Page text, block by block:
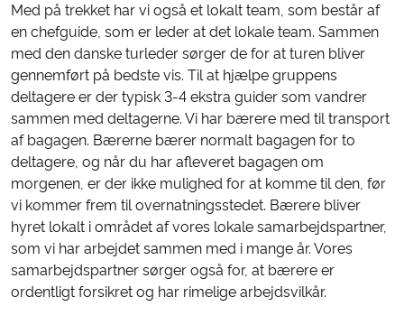
Med på trekket har vi også et lokalt team, som består af
en chefguide, som er leder at det lokale team. Sammen
med den danske turleder sørger de for at turen bliver
gennemført på bedste vis. Til at hjælpe gruppens
deltagere er der typisk 3-4 ekstra guider som vandrer
sammen med deltagerne. Vi har bærere med til transport
af bagagen. Bærerne bærer normalt bagagen for to
deltagere, og når du har afleveret bagagen om
morgenen, er der ikke mulighed for at komme til den, før
vi kommer frem til overnatningsstedet. Bærere bliver
hyret lokalt i området af vores lokale samarbejdspartner,
som vi har arbejdet sammen med i mange år. Vores
samarbejdspartner sørger også for, at bærere er
ordentligt forsikret og har rimelige arbejdsvilkår.